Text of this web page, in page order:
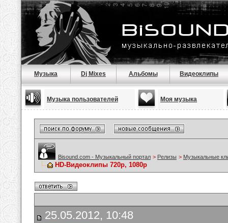
Музыка Dj Mixes Альбомы Видеоклипы
Музыка пользователей Моя музыка
Bisound.com - Музыкальный портал > Релизы > Музыкальные
HD-Видеоклипы 720p, 1080p
25.05.2012, 10:48